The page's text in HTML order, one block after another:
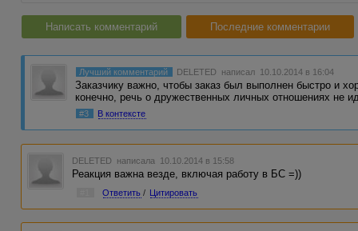
Написать комментарий Последние комментарии
Лучший комментарий DELETED написал 10.10.2014 в 16:04
Заказчику важно, чтобы заказ был выполнен быстро и
конечно, речь о дружественных личных отношениях не
#3 В контексте
DELETED написала 10.10.2014 в 15:58
Реакция важна везде, включая работу в БС =))
Ответить / Цитировать